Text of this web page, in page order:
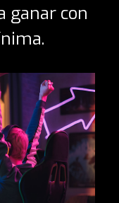
ganar con